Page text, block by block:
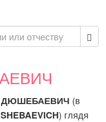
ДЮШЕБАЕВИЧ (в
) глядя